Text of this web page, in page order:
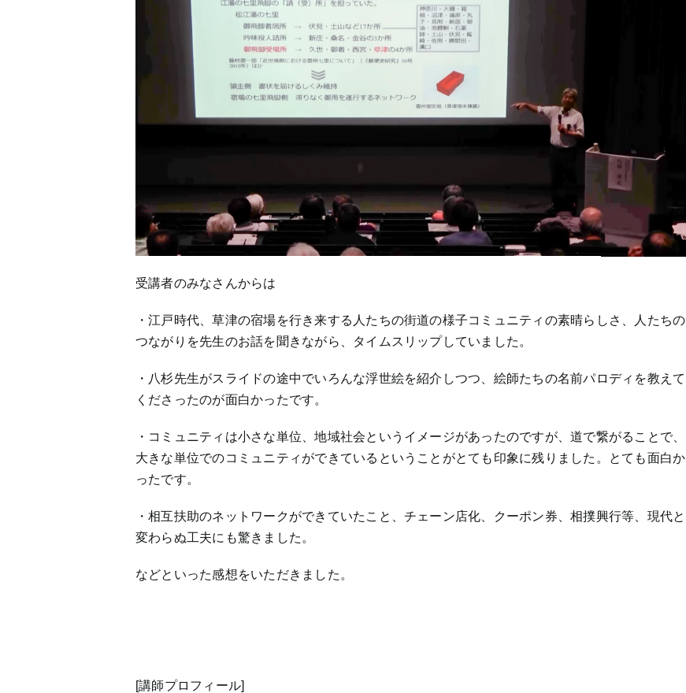
受講者のみなさんからは
・江戸時代、草津の宿場を行き来する人たちの街道の様子コミュニティの素晴らしさ、人たちの
つながりを先生のお話を聞きながら、タイムスリップしていました。
・八杉先生がスライドの途中でいろんな浮世絵を紹介しつつ、絵師たちの名前パロディを教えて
くださったのが面白かったです。
・コミュニティは小さな単位、地域社会というイメージがあったのですが、道で繋がることで、
大きな単位でのコミュニティができているということがとても印象に残りました。とても面白か
ったです。
・相互扶助のネットワークができていたこと、チェーン店化、クーポン券、相撲興行等、現代と
変わらぬ工夫にも驚きました。
などといった感想をいただきました。
[講師プロフィール]